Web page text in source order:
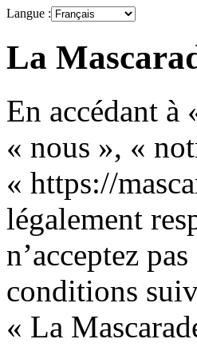
Langue :
La
En accédant à
« nous », «
« https://
légalement
n’acceptez
conditions
« La